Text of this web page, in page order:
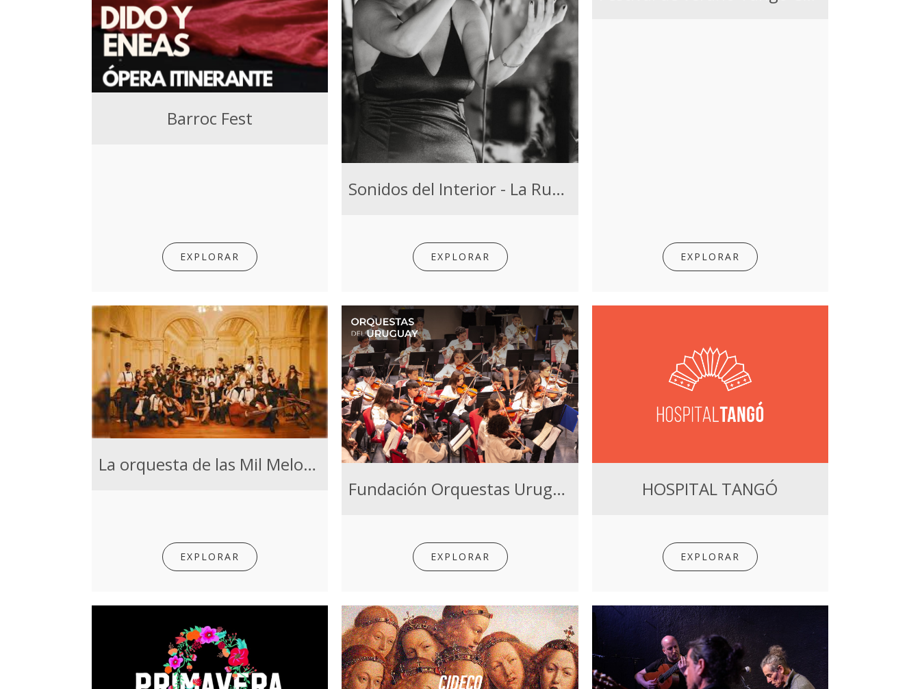
Barroc Fest
EXPLORAR
Sonidos del Interior - La Ruta del Tango
EXPLORAR EXPLORAR
La orquesta de las Mil Melodías
EXPLORAR
Fundación Orquestas Uruguay
EXPLORAR
HOSPITAL TANGÓ
EXPLORAR